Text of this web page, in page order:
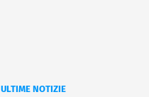
ULTIME NOTIZIE